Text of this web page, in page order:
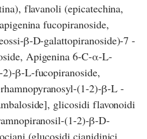
flavanoli (epicatechina,
fucopiranoside,
β-D-galattopiranoside)-7 -
Apigenina 6-C-α-L-
β-L-fucopiranoside,
(1-2)-β-L -
glicosidi flavonoidi
(1-2)-β-D-
(glucosidi cianidinici